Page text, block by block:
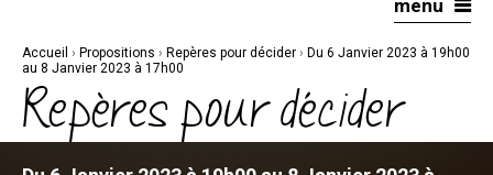
navigation
menu
Accueil › Propositions › Repères pour décider › Du 6 Janvier 2023 à 19h00
au 8 Janvier 2023 à 17h00
Repères pour décider